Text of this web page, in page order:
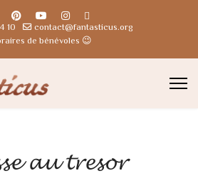
10
contact@fantasticus.org
de bénévoles 😉
𝓪𝓾 𝓽𝓻𝓮𝓼𝓸𝓻